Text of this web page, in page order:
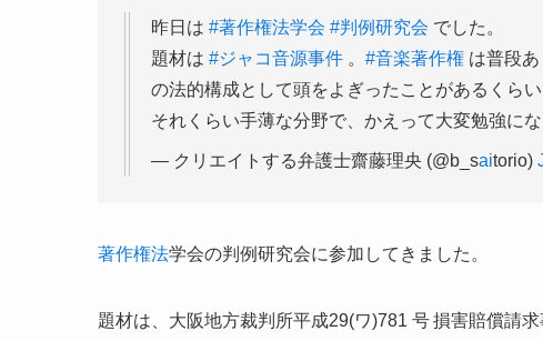
昨日は #著作権法学会 #判例研究会 でした。
題材は #ジャコ音源事件 。 #音楽著作権 は普段
の法的構成として頭をよぎったことがあるくらい
それくらい手薄な分野で、かえって大変勉強にな
— クリエイトする弁護士齋藤理央 (@b_saitorio)
著作権法学会の判例研究会に参加してきました。
題材は、大阪地方裁判所平成29(ワ)781 号 損害賠償請